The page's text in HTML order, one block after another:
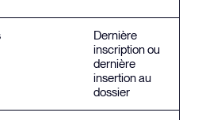
Dernière
inscription ou
dernière
insertion au
dossier